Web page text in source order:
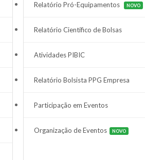
Relatório Pró-Equipamentos NOVO
Relatório Científico de Bolsas
Atividades PIBIC
Relatório Bolsista PPG Empresa
Participação em Eventos
Organização de Eventos NOVO